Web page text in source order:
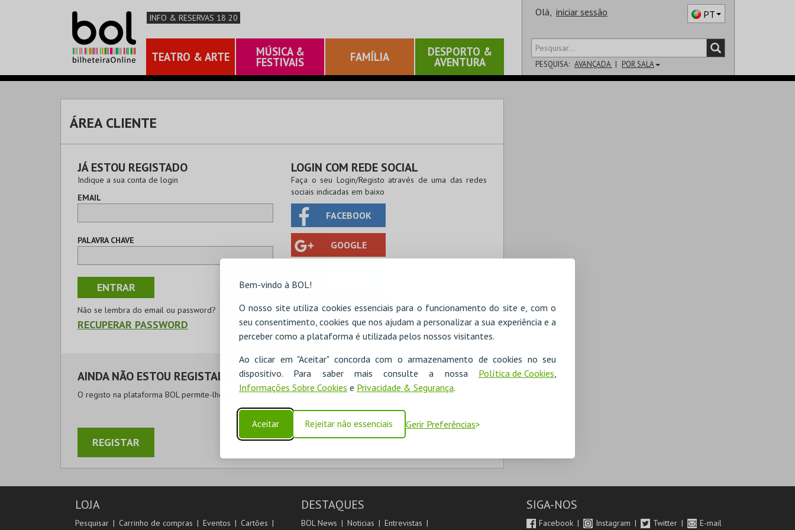
Bem-vindo à BOL!
O nosso site utiliza cookies essenciais para o funcionamento do site e, com o
seu consentimento, cookies que nos ajudam a personalizar a sua experiência e a
perceber como a plataforma é utilizada pelos nossos visitantes.
Ao clicar em "Aceitar" concorda com o armazenamento de cookies no seu
dispositivo. Para saber mais consulte a nossa Política de Cookies,
Informações Sobre Cookies e Privacidade & Segurança.
Aceitar Rejeitar não essenciais Gerir Preferências
INFO & RESERVAS 18 20
TEATRO & ARTE MÚSICA &
FESTIVAIS FAMÍLIA DESPORTO &
AVENTURA
Olá, iniciar sessão PT
PESQUISA: AVANÇADA POR SALA
ÁREA CLIENTE
JÁ ESTOU REGISTADO
Indique a sua conta de login
EMAIL
PALAVRA CHAVE
Não se lembra do email ou password?
RECUPERAR PASSWORD
LOGIN COM REDE SOCIAL
Faça o seu Login/Registo através de uma das redes
sociais indicadas em baixo
FACEBOOK
GOOGLE
Iniciar sessão com a Apple
AINDA NÃO ESTOU REGISTADO
O registo na plataforma BOL permite-lhe acompanhar as suas compras na área de cliente.
REGISTAR
LOJA
Pesquisar Carrinho de compras Eventos
Cartões
DESTAQUES
BOL News Noticias
Entrevistas
SIGA-NOS
Facebook Instagram Twitter E-mail